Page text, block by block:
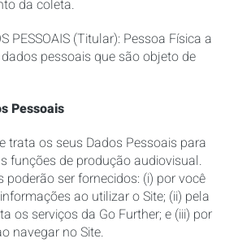
da coleta.
PESSOAIS (Titular): Pessoa Física a
pessoais que são objeto de
Pessoais
trata os seus Dados Pessoais para
funções de produção audiovisual.
poderão ser fornecidos: (i) por você
ao utilizar o Site; (ii) pela
os serviços da Go Further; e (iii) por
navegar no Site.